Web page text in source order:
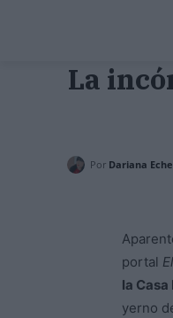
La
Por Dariana
portal
la Casa
yerno